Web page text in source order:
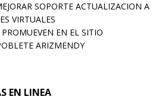
SOPORTE ACTUALIZACION A
VIRTUALES
EN EL SITIO
ARIZMENDY
EN LINEA